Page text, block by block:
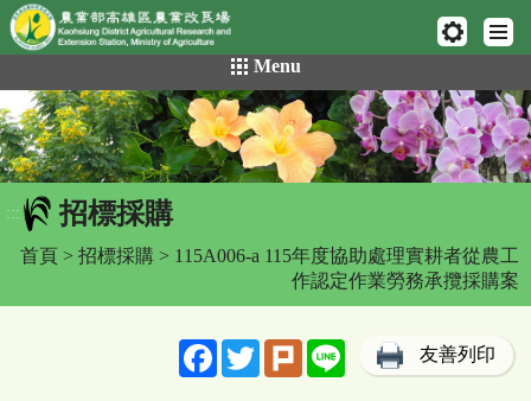
網頁置頂
到
主
要
內
容
區
Menu
::: 招標採購
首頁 > 招標採購 > 115A006-a 115年度協助處理實耕者從農工
作認定作業勞務承攬採購案
FacebookTwitterPlurk Line 友善列印